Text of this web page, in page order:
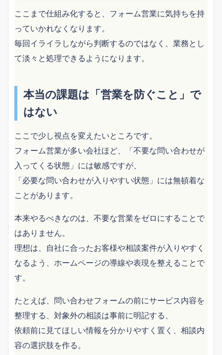
ここまで仕組み化すると、フォーム営業に気持ちを持
っていかれなくなります。
毎回イライラしながら判断するのではなく、業務とし
て淡々と処理できるようになります。
本当の課題は「営業を防ぐこと」で
はない
ここで少し視点を変えたいところです。
フォーム営業が多い会社ほど、「不要な問い合わせが
入ってくる状態」には敏感ですが、
「必要な問い合わせが入りやすい状態」には無頓着な
ことがあります。
本来やるべきなのは、不要な営業をゼロにすることで
はありません。
理想は、自社に合ったお客様や相談案件が入りやすく
なるよう、ホームページの導線や表現を整えることで
す。
たとえば、問い合わせフォームの前にサービス内容を
整理する、対象外の相談は事前に明記する、
依頼前に見てほしい情報を分かりやすく置く、相談内
容の選択肢を作る。